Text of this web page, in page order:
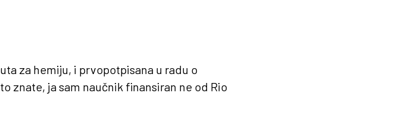
za hemiju, i prvopotpisana u radu o
znate, ja sam naučnik finansiran ne od Rio